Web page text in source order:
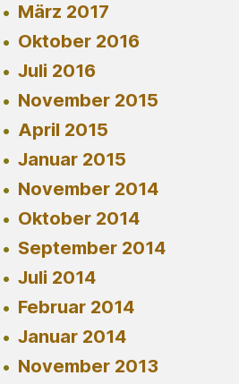
März 2017
Oktober 2016
Juli 2016
November 2015
April 2015
Januar 2015
November 2014
Oktober 2014
September 2014
Juli 2014
Februar 2014
Januar 2014
November 2013